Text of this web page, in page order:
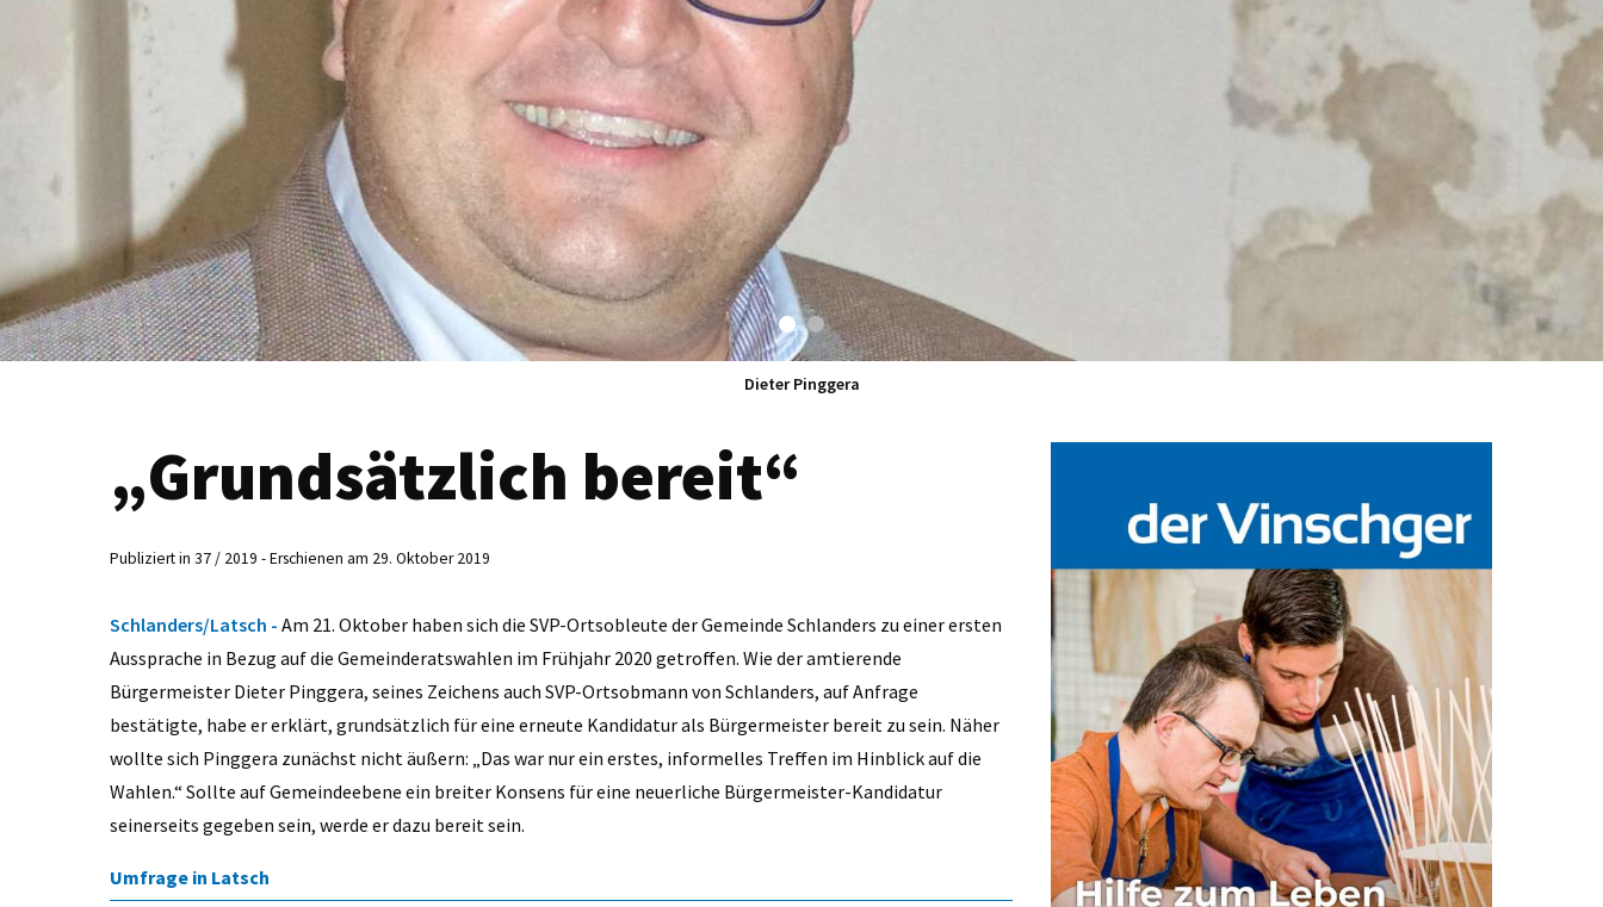
Dieter Pinggera
„Grundsätzlich bereit“
Publiziert in 37 / 2019 - Erschienen am 29. Oktober 2019
Schlanders/Latsch - Am 21. Oktober haben sich die SVP-Ortsobleute der Gemeinde Schlanders zu einer ersten
Aussprache in Bezug auf die Gemeinderatswahlen im Frühjahr 2020 getroffen. Wie der amtierende
Bürgermeister Dieter Pinggera, seines Zeichens auch SVP-Ortsobmann von Schlanders, auf Anfrage
bestätigte, habe er erklärt, grundsätzlich für eine erneute Kandidatur als Bürgermeister bereit zu sein. Näher
wollte sich Pinggera zunächst nicht äußern: „Das war nur ein erstes, informelles Treffen im Hinblick auf die
Wahlen.“ Sollte auf Gemeindeebene ein breiter Konsens für eine neuerliche Bürgermeister-Kandidatur
seinerseits gegeben sein, werde er dazu bereit sein.
Umfrage in Latsch